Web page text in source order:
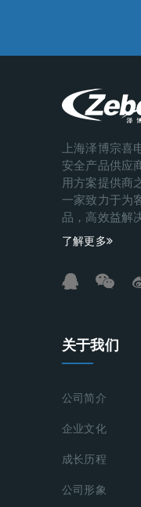
上海泽博宗喜
安全产品供应
用方案提供商
一家致力于为
品，高效益解
了解更多
关于我们
公司简介
企业文化
成长历程
公司形象